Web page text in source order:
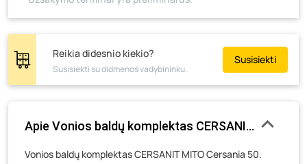
Skuodo g. 41, Mažeikiai- 9 vienetai
Žemaičių g. 2, Raseiniai- 0 vienetų
Pramonės g. 6E, Šilutė- 0 vienetų
Luokės g. 82, Telšiai - 8 vienetai
Veteranų g. 11, Visaginas - 0 vienetų
Reikia didesnio kiekio?
Susisiekti su didmenos vadybininku.
Susisiekti
Apie Vonios baldų komplektas CERSANIT MITO
Vonios baldų komplektas CERSANIT MITO Cersania 50.